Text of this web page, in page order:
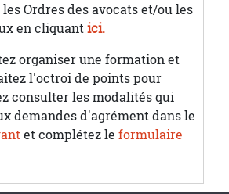
Ordres des avocats et/ou les
en cliquantici.
organiser une formation et
l'octroi de points pour
consulter les modalités qui
demandes d'agrément dans le
et complétez le formulaire